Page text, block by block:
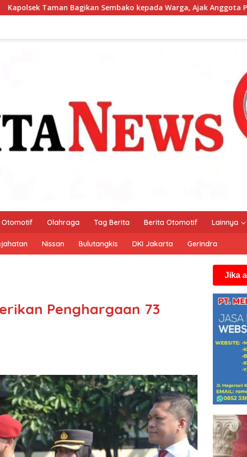
kepada Warga, Ajak Anggota Peduli Sosial Pantau
Otomotif Olahraga Tag Berita Berita Otomotif Lainnya
Nissan Bulutangkis DKI Jakarta Gerindra
Penghargaan 73
Jika anda